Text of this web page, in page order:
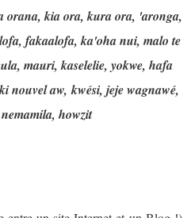
orana, kia ora, kura ora, 'aronga,
fakaalofa, ka'oha nui, malo te
mauri, kaselelie, yokwe, hafa
nouvel aw, kwési, jeje wagnawé,
howzit